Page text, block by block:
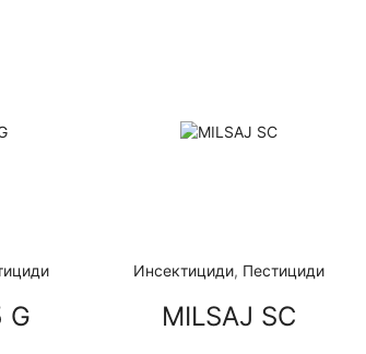
G
Инсектициди, Пестициди
MILSAJ SC